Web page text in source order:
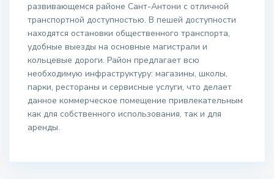
развивающемся районе Сант-Антони с отличной
транспортной доступностью. В пешей доступности
находятся остановки общественного транспорта,
удобные выезды на основные магистрали и
кольцевые дороги. Район предлагает всю
необходимую инфраструктуру: магазины, школы,
парки, рестораны и сервисные услуги, что делает
данное коммерческое помещение привлекательным
как для собственного использования, так и для
аренды.